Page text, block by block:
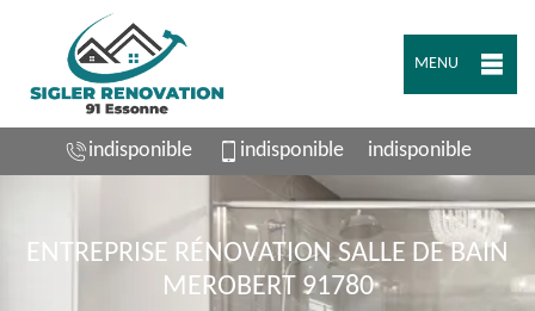
MENU
indisponible indisponible indisponible
ENTREPRISE RÉNOVATION SALLE DE BAIN
MEROBERT 91780